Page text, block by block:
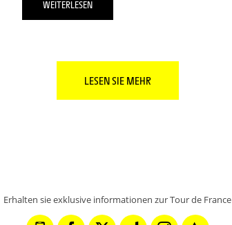
WEITERLESEN
LESEN SIE MEHR
Erhalten sie exklusive informationen zur Tour de France